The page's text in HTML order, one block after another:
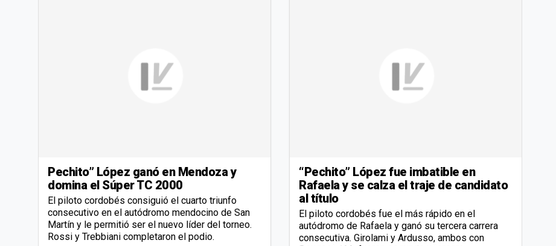
Pechito” López ganó en Mendoza y
domina el Súper TC 2000
El piloto cordobés consiguió el cuarto triunfo
consecutivo en el autódromo mendocino de San
Martín y le permitió ser el nuevo líder del torneo.
Rossi y Trebbiani completaron el podio.
“Pechito” López fue imbatible en
Rafaela y se calza el traje de candidato
al título
El piloto cordobés fue el más rápido en el
autódromo de Rafaela y ganó su tercera carrera
consecutiva. Girolami y Ardusso, ambos con